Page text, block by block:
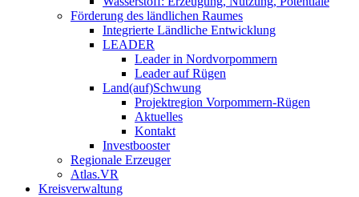
Förderung des ländlichen Raumes
Integrierte Ländliche Entwicklung
LEADER
Leader in Nordvorpommern
Leader auf Rügen
Land(auf)Schwung
Projektregion Vorpommern-Rügen
Aktuelles
Kontakt
Investbooster
Regionale Erzeuger
Atlas.VR
Kreisverwaltung